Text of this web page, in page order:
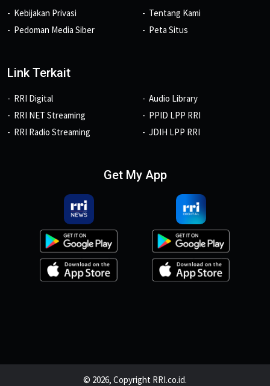
Kebijakan Privasi
Pedoman Media Siber
Tentang Kami
Peta Situs
Link Terkait
RRI Digital
RRI NET Streaming
RRI Radio Streaming
Audio Library
PPID LPP RRI
JDIH LPP RRI
Get My App
© 2026, Copyright RRI.co.id.